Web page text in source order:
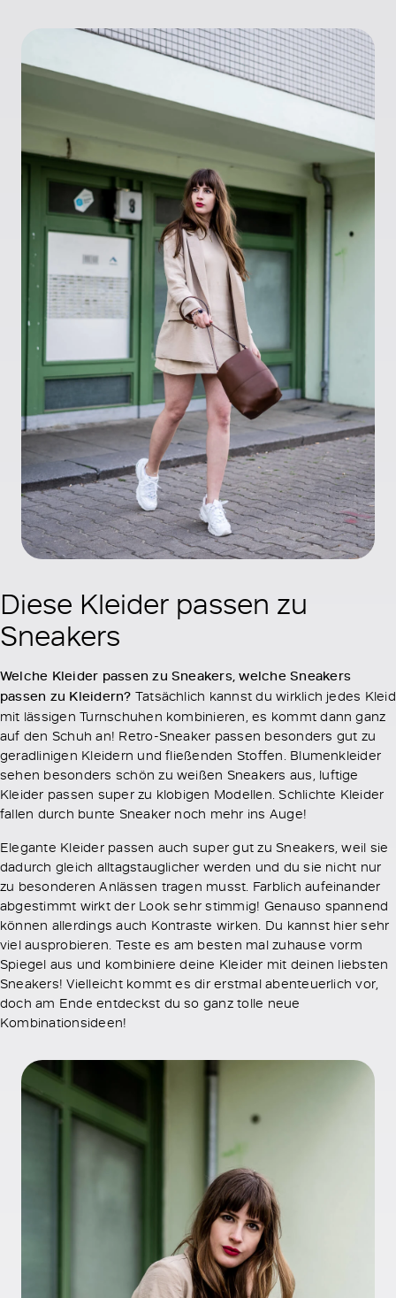
Diese Kleider passen zu
Sneakers
Welche Kleider passen zu Sneakers, welche Sneakers
passen zu Kleidern? Tatsächlich kannst du wirklich jedes Kleid
mit lässigen Turnschuhen kombinieren, es kommt dann ganz
auf den Schuh an! Retro-Sneaker passen besonders gut zu
geradlinigen Kleidern und fließenden Stoffen. Blumenkleider
sehen besonders schön zu weißen Sneakers aus, luftige
Kleider passen super zu klobigen Modellen. Schlichte Kleider
fallen durch bunte Sneaker noch mehr ins Auge!
Elegante Kleider passen auch super gut zu Sneakers, weil sie
dadurch gleich alltagstauglicher werden und du sie nicht nur
zu besonderen Anlässen tragen musst. Farblich aufeinander
abgestimmt wirkt der Look sehr stimmig! Genauso spannend
können allerdings auch Kontraste wirken. Du kannst hier sehr
viel ausprobieren. Teste es am besten mal zuhause vorm
Spiegel aus und kombiniere deine Kleider mit deinen liebsten
Sneakers! Vielleicht kommt es dir erstmal abenteuerlich vor,
doch am Ende entdeckst du so ganz tolle neue
Kombinationsideen!